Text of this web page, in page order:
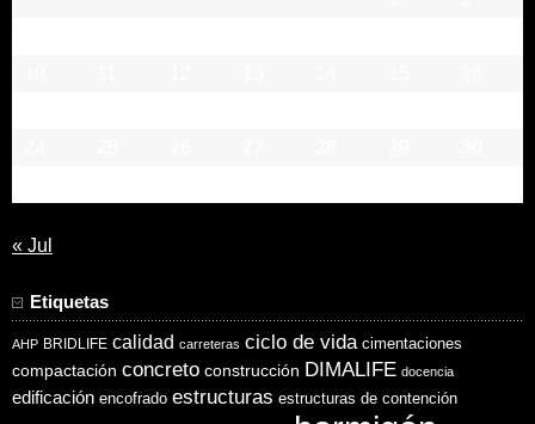
« Jul
Etiquetas
AHP BRIDLIFE calidad carreteras ciclo de vida cimentaciones
compactación concreto construcción DIMALIFE docencia
edificación encofrado estructuras estructuras de contención